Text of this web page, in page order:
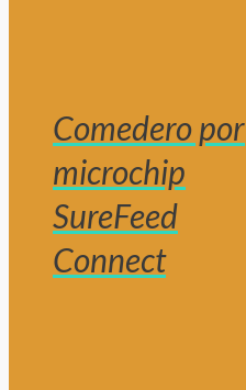
Comedero por
microchip
SureFeed
Connect